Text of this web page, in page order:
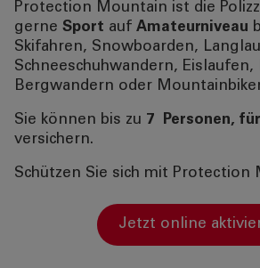
Protection Mountain ist die
gerne Sport auf Amateurniveau
Skifahren, Snowboarden,
Schneeschuhwandern,
Bergwandern oder
Sie können bis zu 7 Personen,
versichern.
Schützen Sie sich mit Protection
jetzt online